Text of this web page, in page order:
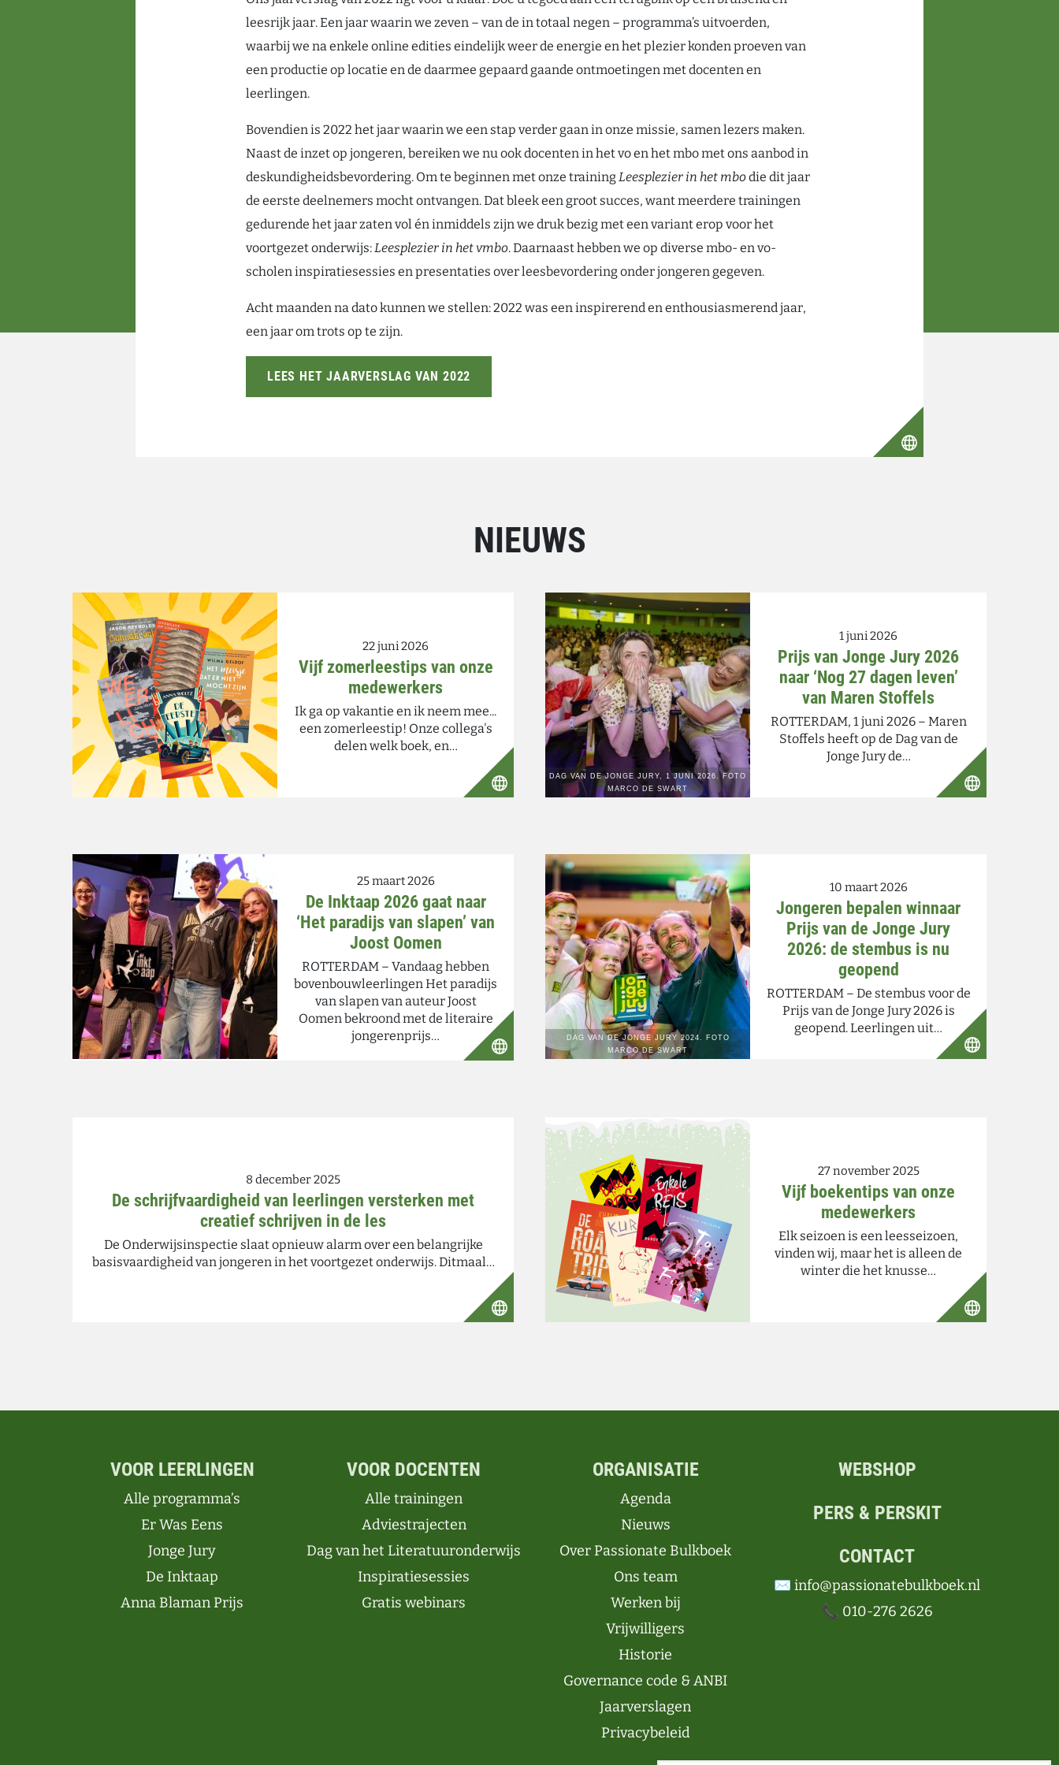
leesrijk jaar. Een jaar waarin we zeven – van de in totaal negen – programma’s uitvoerden,
waarbij we na enkele online edities eindelijk weer de energie en het plezier konden proeven van
een productie op locatie en de daarmee gepaard gaande ontmoetingen met docenten en
leerlingen.
Bovendien is 2022 het jaar waarin we een stap verder gaan in onze missie, samen lezers maken.
Naast de inzet op jongeren, bereiken we nu ook docenten in het vo en het mbo met ons aanbod in
deskundigheidsbevordering. Om te beginnen met onze trainingLeesplezier in het mbodie dit jaar
de eerste deelnemers mocht ontvangen. Dat bleek een groot succes, want meerdere trainingen
gedurende het jaar zaten vol én inmiddels zijn we druk bezig met een variant erop voor het
voortgezet onderwijs:Leesplezier in het vmbo. Daarnaast hebben we op diverse mbo- en vo-
scholen inspiratiesessies en presentaties over leesbevordering onder jongeren gegeven.
Acht maanden na dato kunnen we stellen: 2022 was een inspirerend en enthousiasmerend jaar,
een jaar om trots op te zijn.
LEES HET JAARVERSLAG VAN 2022
NIEUWS
22 juni 2026
Vijf zomerleestips van onze
medewerkers
Ik ga op vakantie en ik neem mee...
een zomerleestip! Onze collega's
delen welk boek, en…
1 juni 2026
Prijs van Jonge Jury 2026
naar ‘Nog 27 dagen leven’
van Maren Stoffels
ROTTERDAM, 1 juni 2026 – Maren
Stoffels heeft op de Dag van de
Jonge Jury de…
25 maart 2026
De Inktaap 2026 gaat naar
‘Het paradijs van slapen’ van
Joost Oomen
ROTTERDAM – Vandaag hebben
bovenbouwleerlingen Het paradijs
van slapen van auteur Joost
Oomen bekroond met de literaire
jongerenprijs…
10 maart 2026
Jongeren bepalen winnaar
Prijs van de Jonge Jury
2026: de stembus is nu
geopend
ROTTERDAM – De stembus voor de
Prijs van de Jonge Jury 2026 is
geopend. Leerlingen uit…
8 december 2025
De schrijfvaardigheid van leerlingen versterken met
creatief schrijven in de les
De Onderwijsinspectie slaat opnieuw alarm over een belangrijke
basisvaardigheid van jongeren in het voortgezet onderwijs. Ditmaal…
27 november 2025
Vijf boekentips van onze
medewerkers
Elk seizoen is een leesseizoen,
vinden wij, maar het is alleen de
winter die het knusse…
VOOR LEERLINGEN
Alle programma’s
Er Was Eens
Jonge Jury
De Inktaap
Anna Blaman Prijs
VOOR DOCENTEN
Alle trainingen
Adviestrajecten
Dag van het Literatuuronderwijs
Inspiratiesessies
Gratis webinars
ORGANISATIE
Agenda
Nieuws
Over Passionate Bulkboek
Ons team
Werken bij
Vrijwilligers
Historie
Governance code & ANBI
Jaarverslagen
Privacybeleid
WEBSHOP
PERS & PERSKIT
CONTACT
✉️ info@passionatebulkboek.nl
📞 010-276 2626